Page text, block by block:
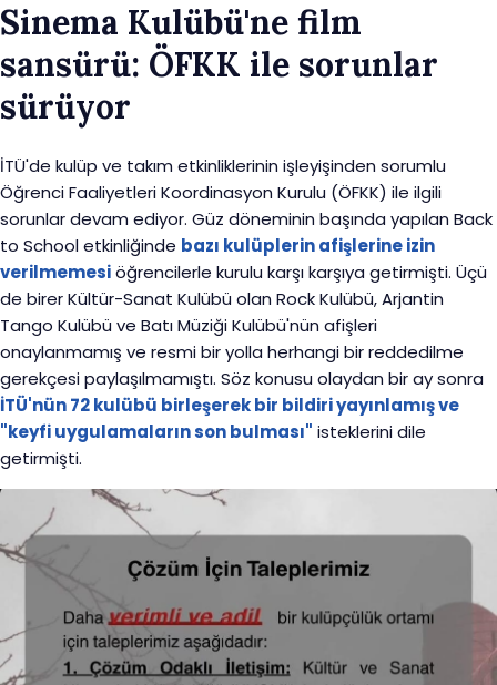
Sinema Kulübü'ne film
sansürü: ÖFKK ile sorunlar
sürüyor
İTÜ'de kulüp ve takım etkinliklerinin işleyişinden sorumlu
Öğrenci Faaliyetleri Koordinasyon Kurulu (ÖFKK) ile ilgili
sorunlar devam ediyor. Güz döneminin başında yapılan Back
to School etkinliğinde bazı kulüplerin afişlerine izin
verilmemesiöğrencilerle kurulu karşı karşıya getirmişti. Üçü
de birer Kültür-Sanat Kulübü olan Rock Kulübü, Arjantin
Tango Kulübü ve Batı Müziği Kulübü'nün afişleri
onaylanmamış ve resmi bir yolla herhangi bir reddedilme
gerekçesi paylaşılmamıştı. Söz konusu olaydan bir ay sonra
İTÜ'nün 72 kulübü birleşerek bir bildiri yayınlamış ve
"keyfi uygulamaların son bulması" isteklerini dile
getirmişti.